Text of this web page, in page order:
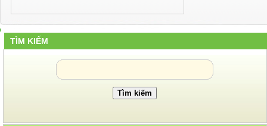
TÌM KIẾM